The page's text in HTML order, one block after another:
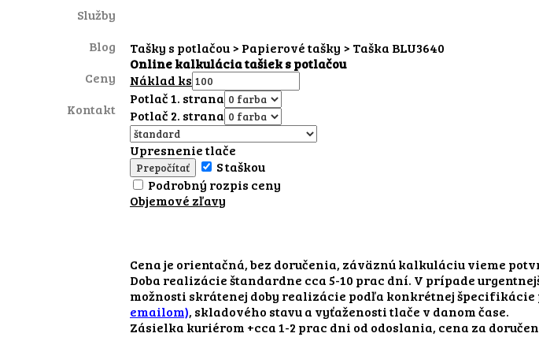
Služby
Blog
Ceny
Kontakt
Tašky s potlačou> Papierové tašky > Taška BLU3640
Online kalkulácia tašiek s potlačou
Náklad ks
Potlač 1. strana
Potlač 2. strana
Upresnenie tlače
S taškou
Podrobný rozpis ceny
Objemové zľavy
Cena je orientačná, bez doručenia, záväznú kalkuláciu vieme
Doba realizácie štandardne cca 5-10 prac dní. V prípade
možnosti skrátenej doby realizácie podľa konkrétnej špecifikácie
emailom), skladového stavu a vyťaženosti tlače v danom čase.
Zásielka kuriérom +cca 1-2 prac dni od odoslania, cena za